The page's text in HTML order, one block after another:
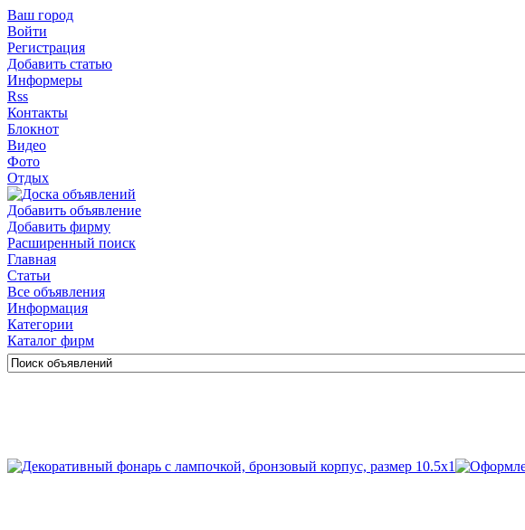
Ваш город
Войти
Регистрация
Добавить статью
Информеры
Rss
Контакты
Блокнот
Видео
Фото
Отдых
Добавить объявление
Добавить фирму
Расширенный поиск
Главная
Статьи
Все объявления
Информация
Категории
Каталог фирм